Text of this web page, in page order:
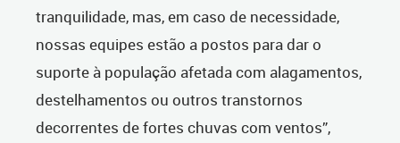
tranquilidade, mas, em caso de necessidade,
nossas equipes estão a postos para dar o
suporte à população afetada com alagamentos,
destelhamentos ou outros transtornos
decorrentes de fortes chuvas com ventos”,